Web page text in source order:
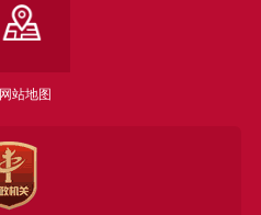
网站地图